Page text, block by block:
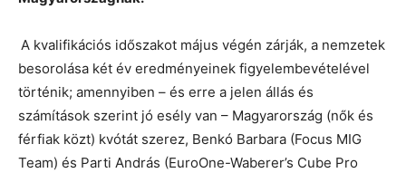
A kvalifikációs időszakot május végén zárják, a nemzetek
besorolása két év eredményeinek figyelembevételével
történik; amennyiben – és erre a jelen állás és
számítások szerint jó esély van – Magyarország (nők és
férfiak közt) kvótát szerez, Benkó Barbara (Focus MIG
Team) és Parti András (EuroOne-Waberer’s Cube Pro